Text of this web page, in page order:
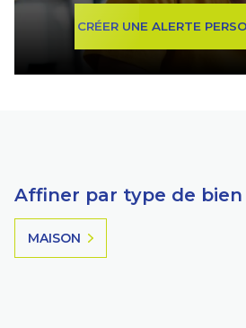
CRÉER UNE ALERTE
Affiner par type de bien
MAISON